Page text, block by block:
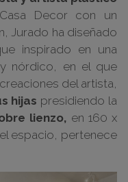
Decor con un
Jurado ha diseñado
inspirado en una
nórdico, en el que
del artista,
hijas presidiendo la
lienzo, en 160 x
espacio, pertenece